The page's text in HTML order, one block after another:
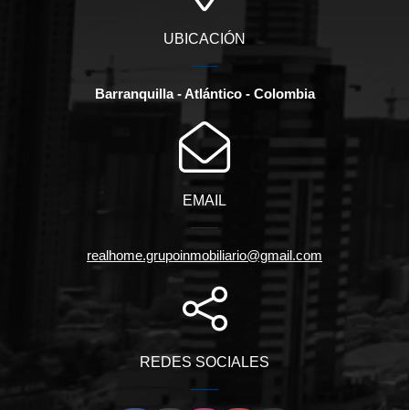
UBICACIÓN
Barranquilla - Atlántico - Colombia
EMAIL
realhome.grupoinmobiliario@gmail.com
REDES SOCIALES